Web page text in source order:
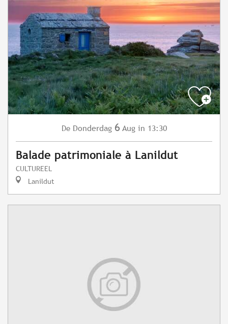
De Donderdag 6 Aug in 13:30
Balade patrimoniale à Lanildut
CULTUREEL
Lanildut